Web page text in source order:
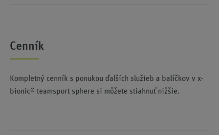
Cenník
Kompletný cenník s ponukou ďalších služieb a balíčkov v x-
bionic® teamsport sphere si môžete stiahnuť nižšie.